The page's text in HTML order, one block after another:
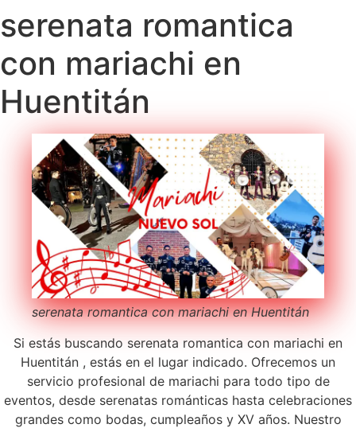
serenata romantica
con mariachi en
Huentitán
serenata romantica con mariachi en Huentitán
Si estás buscando serenata romantica con mariachi en
Huentitán , estás en el lugar indicado. Ofrecemos un
servicio profesional de mariachi para todo tipo de
eventos, desde serenatas románticas hasta celebraciones
grandes como bodas, cumpleaños y XV años. Nuestro